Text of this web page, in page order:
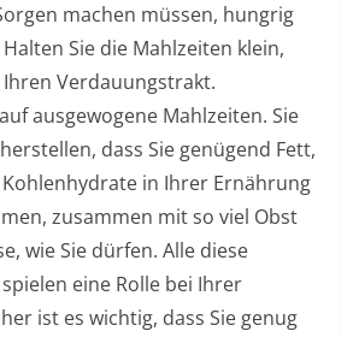
machen müssen, hungrig
Sie die Mahlzeiten klein,
Verdauungstrakt.
ausgewogene Mahlzeiten. Sie
dass Sie genügend Fett,
in Ihrer Ernährung
zusammen mit so viel Obst
wie Sie dürfen. Alle diese
eine Rolle bei Ihrer
ist es wichtig, dass Sie genug